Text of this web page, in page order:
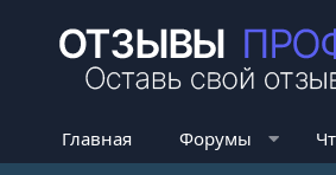
Главная Форумы